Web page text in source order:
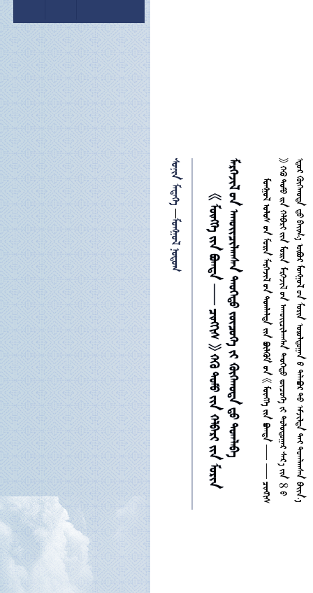
 

  






















































































































































































































































8
















































































